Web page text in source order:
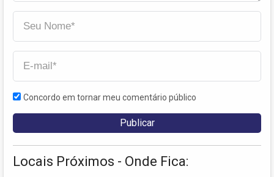
Concordo em tornar meu comentário público
Locais Próximos - Onde Fica: